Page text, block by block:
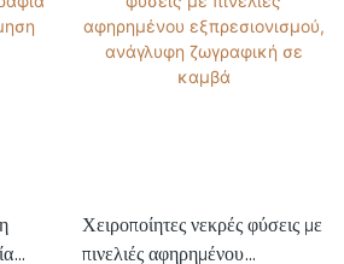
Χειροποίητες νεκρές φύσεις με
πινελιές αφηρημένου